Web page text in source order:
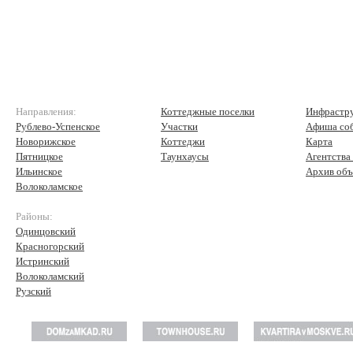
Направления:
Рублево-Успенское
Новорижское
Пятницкое
Ильинское
Волоколамское
Районы:
Одинцовский
Красногорский
Истринский
Волоколамский
Рузский
Коттеджные поселки
Участки
Коттеджи
Таунхаусы
Афиша
Карта
Архив